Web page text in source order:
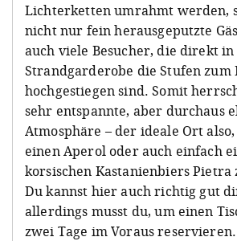
Lichterketten umrahmt werden,
nicht nur fein herausgeputzte
auch viele Besucher, die direkt
Strandgarderobe die Stufen zum
hochgestiegen sind. Somit
sehr entspannte, aber durchaus
Atmosphäre – der ideale Ort
einen Aperol oder auch einfach
korsischen Kastanienbiers Pietra
Du kannst hier auch richtig gut
allerdings musst du, um einen
zwei Tage im Voraus